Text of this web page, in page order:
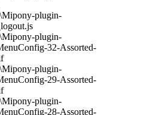
plugin-
plugin-
32-Assorted-
plugin-
29-Assorted-
plugin-
28-Assorted-